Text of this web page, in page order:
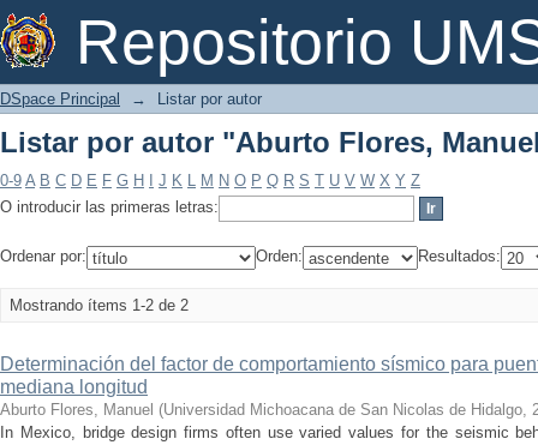
Repositorio
Listar por autor "Aburto Flores,
DSpace Principal → Listar por autor
Listar por autor "Aburto Flores,
0-9 A B C D E F G H J K L M N O P Q R S T U V W X Y Z
O introducir las primeras letras:
Ordenar por: Orden: Resultados:
Mostrando ítems 1-2 de 2
Determinación del factor de comportamiento sísmico para
mediana longitud
Aburto Flores, Manuel (Universidad Michoacana de San Nicolas de Hidalgo,
In Mexico, bridge design firms often use varied values for the seismic